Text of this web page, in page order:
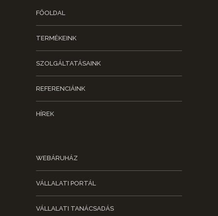
FŐOLDAL
TERMÉKEINK
SZOLGÁLTATÁSAINK
REFERENCIÁINK
HÍREK
WEBÁRUHÁZ
VÁLLALATI PORTÁL
VÁLLALATI TANÁCSADÁS